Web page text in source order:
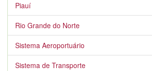
Piauí
Rio Grande do Norte
Sistema Aeroportuário
Sistema de Transporte